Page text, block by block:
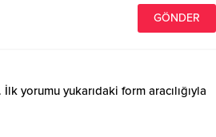
yorumu yukarıdaki form aracılığıyla